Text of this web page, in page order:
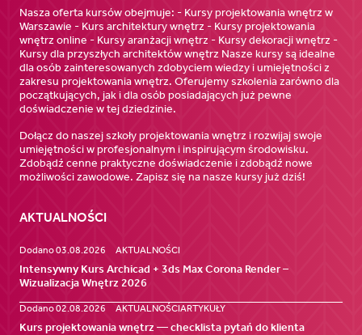
Nasza oferta kursów obejmuje: - Kursy projektowania wnętrz w
Warszawie - Kurs architektury wnętrz - Kursy projektowania
wnętrz online - Kursy aranżacji wnętrz - Kursy dekoracji wnętrz -
Kursy dla przyszłych architektów wnętrz Nasze kursy są idealne
dla osób zainteresowanych zdobyciem wiedzy i umiejętności z
zakresu projektowania wnętrz. Oferujemy szkolenia zarówno dla
początkujących, jak i dla osób posiadających już pewne
doświadczenie w tej dziedzinie.
Dołącz do naszej szkoły projektowania wnętrz i rozwijaj swoje
umiejętności w profesjonalnym i inspirującym środowisku.
Zdobądź cenne praktyczne doświadczenie i zdobądź nowe
możliwości zawodowe. Zapisz się na nasze kursy już dziś!
AKTUALNOŚCI
Dodano 03.08.2026 AKTUALNOŚCI
Intensywny Kurs Archicad + 3ds Max Corona Render –
Wizualizacja Wnętrz 2026
Dodano 02.08.2026 AKTUALNOŚCIARTYKUŁY
Kurs projektowania wnętrz — checklista pytań do klienta